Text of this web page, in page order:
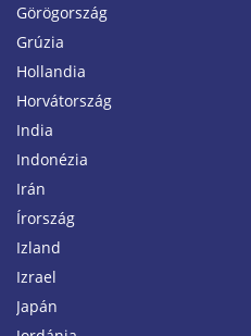
Görögország
Grúzia
Hollandia
Horvátország
India
Indonézia
Irán
Írország
Izland
Izrael
Japán